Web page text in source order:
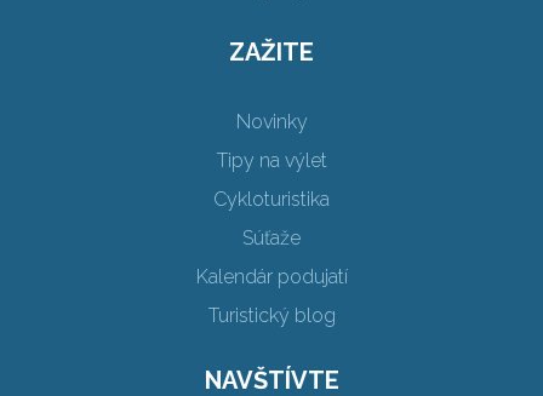
ZAŽITE
Novinky
Tipy na výlet
Cykloturistika
Súťaže
Kalendár podujatí
Turistický blog
NAVŠTÍVTE